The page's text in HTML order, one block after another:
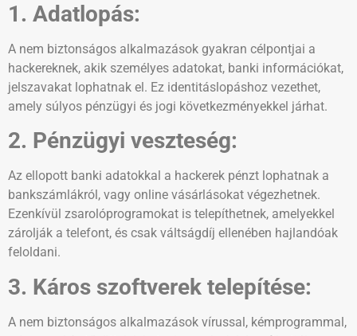
1. Adatlopás:
A nem biztonságos alkalmazások gyakran célpontjai a
hackereknek, akik személyes adatokat, banki információkat,
jelszavakat lophatnak el. Ez identitáslopáshoz vezethet,
amely súlyos pénzügyi és jogi következményekkel járhat.
2. Pénzügyi veszteség:
Az ellopott banki adatokkal a hackerek pénzt lophatnak a
bankszámlákról, vagy online vásárlásokat végezhetnek.
Ezenkívül zsarolóprogramokat is telepíthetnek, amelyekkel
zárolják a telefont, és csak váltságdíj ellenében hajlandóak
feloldani.
3. Káros szoftverek telepítése:
A nem biztonságos alkalmazások vírussal, kémprogrammal,